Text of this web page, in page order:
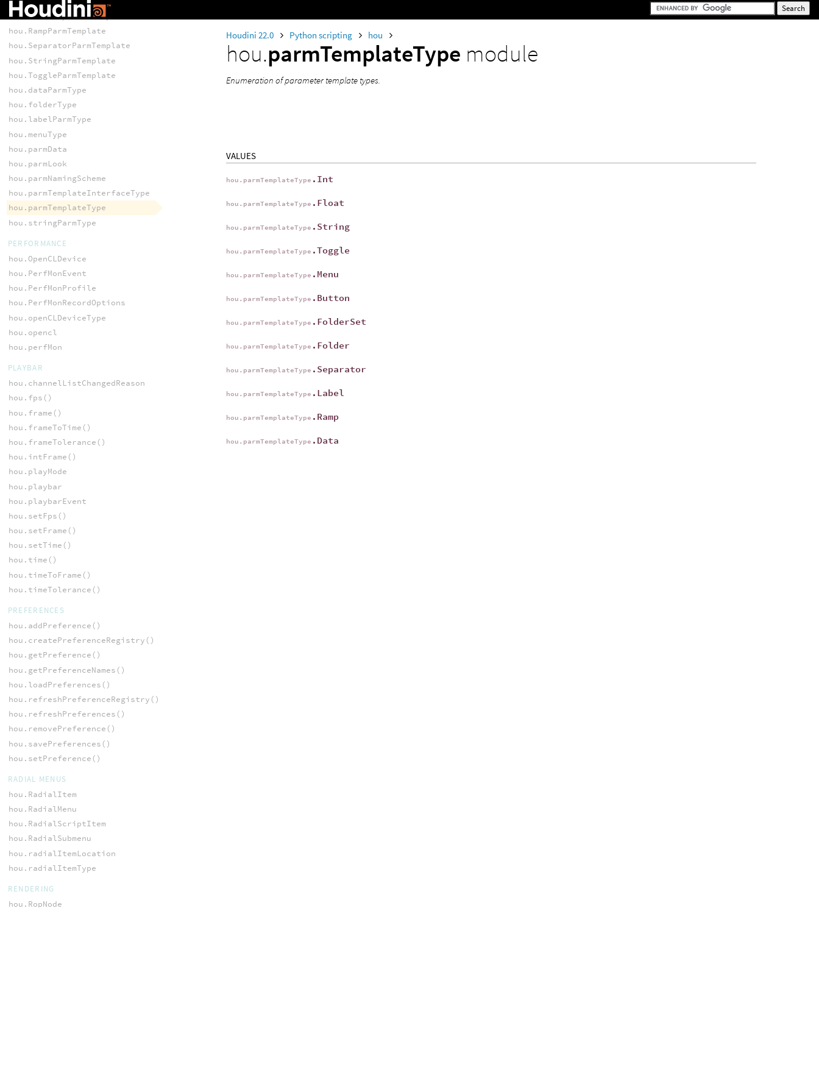
Houdini 22.0 Python scripting hou
hou.parmTemplateType module
Enumeration of parameter template types.
VALUES
hou.parmTemplateType .Int
hou.parmTemplateType .Float
hou.parmTemplateType .String
hou.parmTemplateType .Toggle
hou.parmTemplateType .Menu
hou.parmTemplateType .Button
hou.parmTemplateType .FolderSet
hou.parmTemplateType .Folder
hou.parmTemplateType .Separator
hou.parmTemplateType .Label
hou.parmTemplateType .Ramp
hou.parmTemplateType .Data
hou.ParmTemplateGroup
hou.RampParmTemplate
hou.SeparatorParmTemplate
hou.StringParmTemplate
hou.ToggleParmTemplate
hou.dataParmType
hou.folderType
hou.labelParmType
hou.menuType
hou.parmData
hou.parmLook
hou.parmNamingScheme
hou.parmTemplateInterfaceType
hou.parmTemplateType
hou.stringParmType
PERFORMANCE
hou.OpenCLDevice
hou.PerfMonEvent
hou.PerfMonProfile
hou.PerfMonRecordOptions
hou.openCLDeviceType
hou.opencl
hou.perfMon
PLAYBAR
hou.channelListChangedReason
hou.fps()
hou.frame()
hou.frameToTime()
hou.frameTolerance()
hou.intFrame()
hou.playMode
hou.playbar
hou.playbarEvent
hou.setFps()
hou.setFrame()
hou.setTime()
hou.time()
hou.timeToFrame()
hou.timeTolerance()
PREFERENCES
hou.addPreference()
hou.createPreferenceRegistry()
hou.getPreference()
hou.getPreferenceNames()
hou.loadPreferences()
hou.refreshPreferenceRegistry()
hou.refreshPreferences()
hou.removePreference()
hou.savePreferences()
hou.setPreference()
RADIAL MENUS
hou.RadialItem
hou.RadialMenu
hou.RadialScriptItem
hou.RadialSubmenu
hou.radialItemLocation
hou.radialItemType
RENDERING
hou.RopNode